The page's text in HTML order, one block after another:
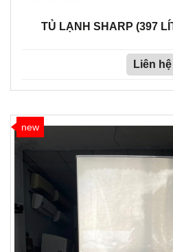
TỦ LẠNH SHARP (397
Liên hệ
new